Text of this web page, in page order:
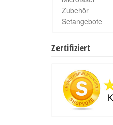
Zubehör
Setangebote
Zertifiziert